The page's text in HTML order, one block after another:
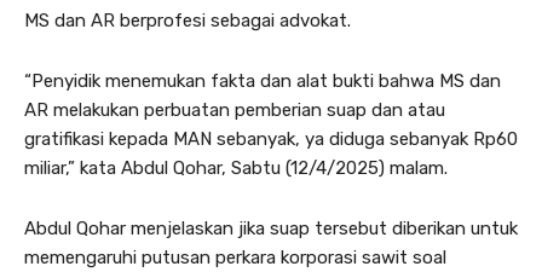
MS dan AR berprofesi sebagai advokat.
“Penyidik menemukan fakta dan alat bukti bahwa MS dan
AR melakukan perbuatan pemberian suap dan atau
gratifikasi kepada MAN sebanyak, ya diduga sebanyak Rp60
miliar,” kata Abdul Qohar, Sabtu (12/4/2025) malam.
Abdul Qohar menjelaskan jika suap tersebut diberikan untuk
memengaruhi putusan perkara korporasi sawit soal